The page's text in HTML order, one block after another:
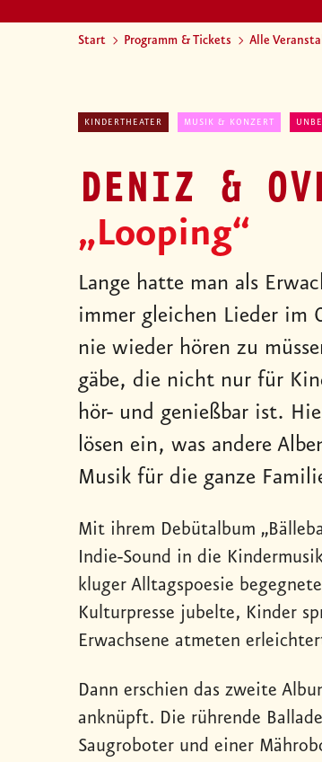
Start Programm & Tickets Alle
KINDERTHEATER MUSIK & KONZERT
DENIZ &
„Looping“
Lange hatte man als
immer gleichen Lieder im
nie wieder hören zu
gäbe, die nicht nur für
hör- und genießbar ist.
lösen ein, was andere
Musik für die ganze
Mit ihrem Debütalbum
Indie-Sound in die
kluger Alltagspoesie
Kulturpresse jubelte, Kinder
Erwachsene atmeten
Dann erschien das zweite
anknüpft. Die rührende
Saugroboter und einer